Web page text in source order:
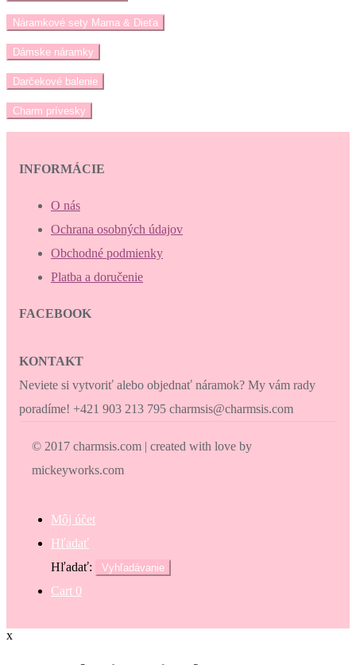
Náramkové sety Mama & Dieťa
Dámske náramky
Darčekové balenie
Charm prívesky
INFORMÁCIE
O nás
Ochrana osobných údajov
Obchodné podmienky
Platba a doručenie
FACEBOOK
KONTAKT
Neviete si vytvoriť alebo objednať náramok? My vám rady
poradíme! +421 903 213 795 charmsis@charmsis.com
© 2017 charmsis.com | created with love by
mickeyworks.com
Môj účet
Hľadať
Hľadať:
Vyhľadávanie
Cart 0
x